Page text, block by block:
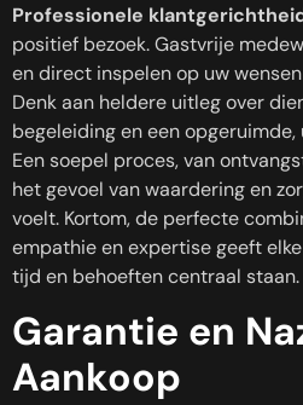
Professionele
positief bezoek. Gastvrije
en direct inspelen op uw
Denk aan heldere uitleg over
begeleiding en een
Een soepel proces, van
het gevoel van waardering en
voelt. Kortom, de perfecte
empathie en expertise geeft
tijd en behoeften centraal staan.
Garantie en
Aankoop